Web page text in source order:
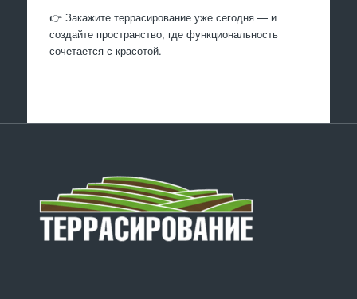
👉 Закажите террасирование уже сегодня — и
создайте пространство, где функциональность
сочетается с красотой.